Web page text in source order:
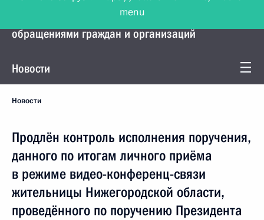
Управление Президента по работе с
обращениями граждан и организаций
Новости
Новости
Продлён контроль исполнения поручения,
данного по итогам личного приёма
в режиме видео-конференц-связи
жительницы Нижегородской области,
проведённого по поручению Президента
menu